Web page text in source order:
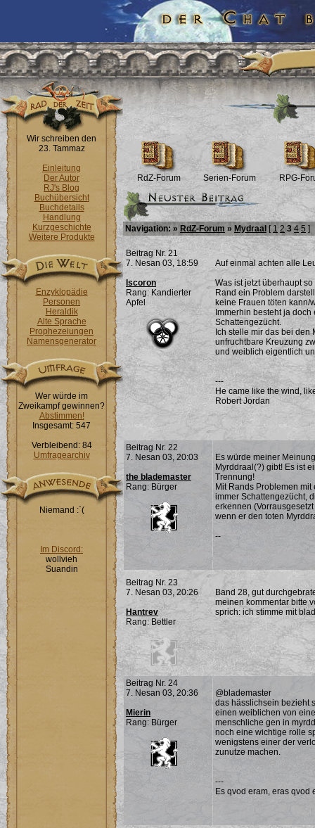
Wir schreiben den
23. Tammaz
Einleitung
Der Autor
RJ's Blog
Buchübersicht
Buchdetails
Handlung
Kurzgeschichte
Weitere Produkte
Enzyklopädie
Personen
Heraldik
Alte Sprache
Prophezeiungen
Namensgenerator
Wer würde im
Zweikampf gewinnen?
Abstimmen!
Insgesamt: 547
Verbleibend: 84
Umfragearchiv
Niemand :`(
Im Discord:
wollvieh
Suandin
RdZ-Forum Serien-Forum RPG-
Navigation: » RdZ-Forum » Mydraal [ 1 2 3 4 5 ]
Beitrag Nr. 21
7. Nesan 03, 18:59
Iscoron
Rang: Kandierter
Apfel
Auf einmal achten alle
Was ist jetzt überhaupt
Rand ein Problem
keine Frauen töten kann/
Immerhin besteht ja
Schattengezücht.
Ich stelle mir das bei
unfruchtbare Kreuzung
und weiblich eigentlich
---
He came like the wind,
Robert Jordan
Beitrag Nr. 22
7. Nesan 03, 20:03
the blademaster
Rang: Bürger
Es würde meiner
Myrddraal(?) gibt! Es ist
Trennung!
Mit Rands Problemen
immer Schattengezücht,
erkennen
wenn er den toten
--
Beitrag Nr. 23
7. Nesan 03, 20:26
Hantrev
Rang: Bettler
Band 28, gut
meinen kommentar bitte
sprich: ich stimme mit
Beitrag Nr. 24
7. Nesan 03, 20:36
Mierin
Rang: Bürger
@blademaster
das hässlichsein bezieht
einen weiblichen von
menschliche gen in
noch eine wichtige rolle
wenigstens einer der
zunutze machen.
---
Es qvod eram, eras qvod